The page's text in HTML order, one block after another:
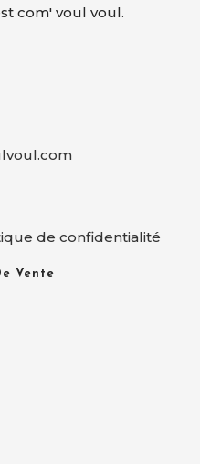
com' voul voul.
de confidentialité
Vente